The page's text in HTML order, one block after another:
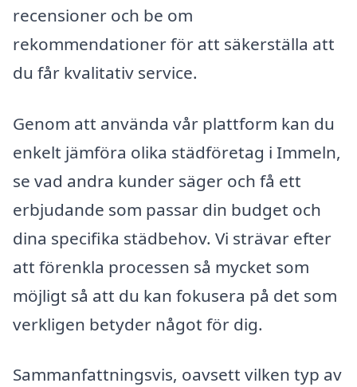
recensioner och be om
rekommendationer för att säkerställa att
du får kvalitativ service.
Genom att använda vår plattform kan du
enkelt jämföra olika städföretag i Immeln,
se vad andra kunder säger och få ett
erbjudande som passar din budget och
dina specifika städbehov. Vi strävar efter
att förenkla processen så mycket som
möjligt så att du kan fokusera på det som
verkligen betyder något för dig.
Sammanfattningsvis, oavsett vilken typ av